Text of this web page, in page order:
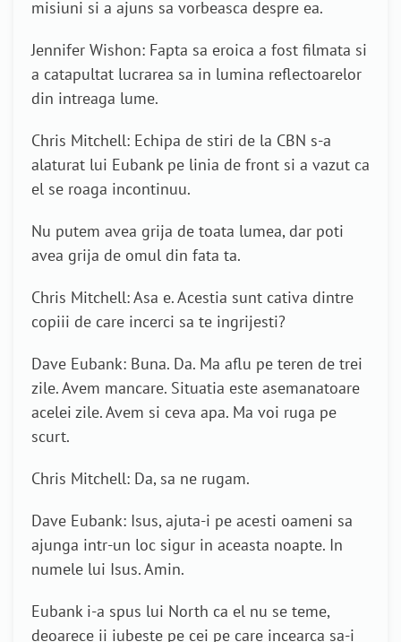
misiuni si a ajuns sa vorbeasca despre ea.
Jennifer Wishon: Fapta sa eroica a fost filmata si
a catapultat lucrarea sa in lumina reflectoarelor
din intreaga lume.
Chris Mitchell: Echipa de stiri de la CBN s-a
alaturat lui Eubank pe linia de front si a vazut ca
el se roaga incontinuu.
Nu putem avea grija de toata lumea, dar poti
avea grija de omul din fata ta.
Chris Mitchell: Asa e. Acestia sunt cativa dintre
copiii de care incerci sa te ingrijesti?
Dave Eubank: Buna. Da. Ma aflu pe teren de trei
zile. Avem mancare. Situatia este asemanatoare
acelei zile. Avem si ceva apa. Ma voi ruga pe
scurt.
Chris Mitchell: Da, sa ne rugam.
Dave Eubank: Isus, ajuta-i pe acesti oameni sa
ajunga intr-un loc sigur in aceasta noapte. In
numele lui Isus. Amin.
Eubank i-a spus lui North ca el nu se teme,
deoarece ii iubeste pe cei pe care incearca sa-i